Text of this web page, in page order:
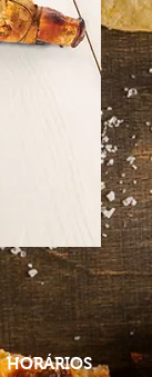
HORÁRIOS